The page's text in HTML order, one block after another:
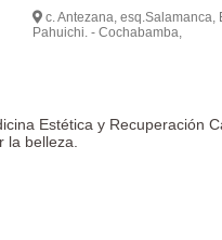
c. Antezana, esq.Salamanca,
Pahuichi. - Cochabamba,
Estética y Recuperación
la belleza.